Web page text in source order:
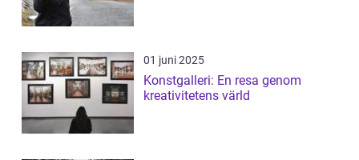
01 juni 2025
Konstgalleri: En resa genom
kreativitetens värld